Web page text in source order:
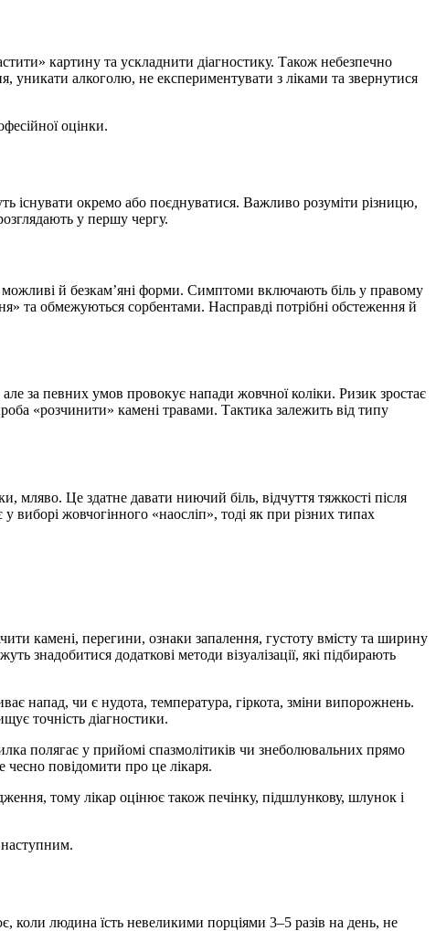
картину та ускладнити діагностику. Також небезпечно
уникати алкоголю, не експериментувати з ліками та звернутися
оцінки.
існувати окремо або поєднуватися. Важливо розуміти різницю,
у першу чергу.
можливі й безкам’яні форми. Симптоми включають біль у правому
та обмежуються сорбентами. Насправді потрібні обстеження й
за певних умов провокує напади жовчної коліки. Ризик зростає
«розчинити» камені травами. Тактика залежить від типу
мляво. Це здатне давати ниючий біль, відчуття тяжкості після
виборі жовчогінного «наосліп», тоді як при різних типах
камені, перегини, ознаки запалення, густоту вмісту та ширину
знадобитися додаткові методи візуалізації, які підбирають
напад, чи є нудота, температура, гіркота, зміни випорожнень.
точність діагностики.
полягає у прийомі спазмолітиків чи знеболювальних прямо
повідомити про це лікаря.
тому лікар оцінює також печінку, підшлункову, шлунок і
наступним.
коли людина їсть невеликими порціями 3–5 разів на день, не